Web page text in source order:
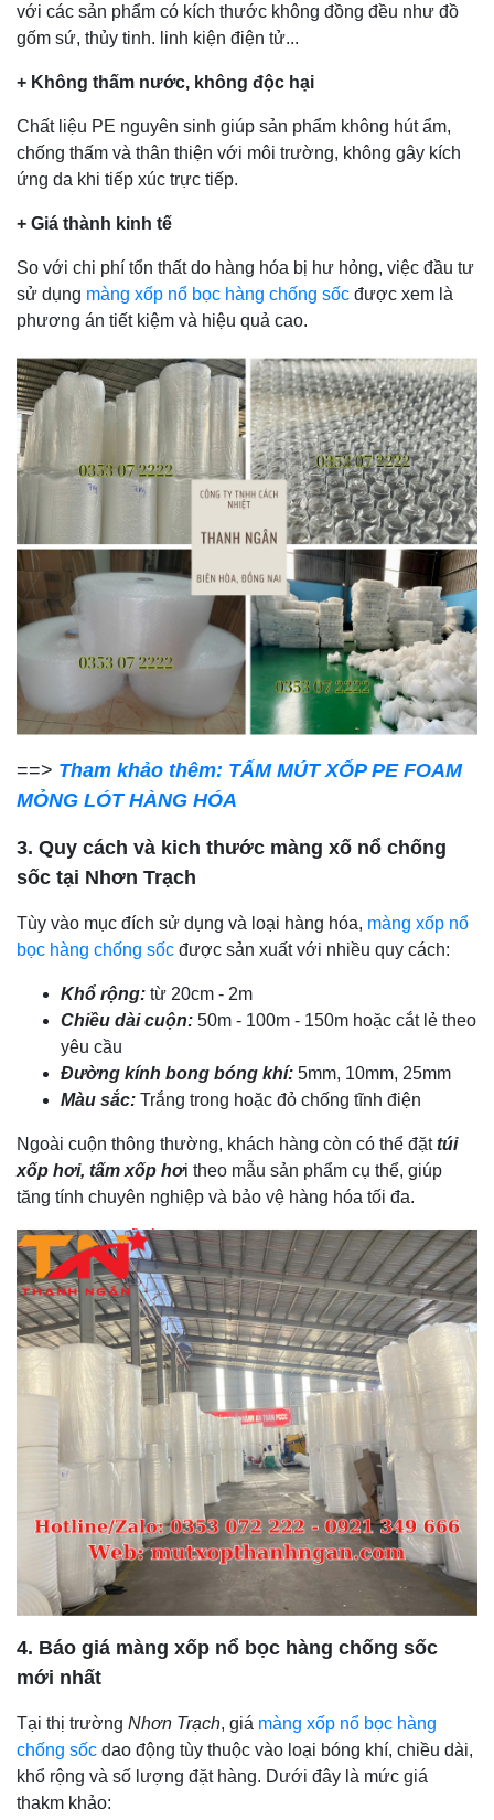
với các sản phẩm có kích thước không đồng đều như đồ
gốm sứ, thủy tinh. linh kiện điện tử...
+ Không thấm nước, không độc hại
Chất liệu PE nguyên sinh giúp sản phẩm không hút ẩm,
chống thấm và thân thiện với môi trường, không gây kích
ứng da khi tiếp xúc trực tiếp.
+ Giá thành kinh tế
So với chi phí tổn thất do hàng hóa bị hư hỏng, việc đầu tư
sử dụng màng xốp nổ bọc hàng chống sốc được xem là
phương án tiết kiệm và hiệu quả cao.
==> Tham khảo thêm: TẤM MÚT XỐP PE FOAM
MỎNG LÓT HÀNG HÓA
3. Quy cách và kich thước màng xố nổ chống
sốc tại Nhơn Trạch
Tùy vào mục đích sử dụng và loại hàng hóa, màng xốp nổ
bọc hàng chống sốc được sản xuất với nhiều quy cách:
Khổ rộng: từ 20cm - 2m
Chiều dài cuộn: 50m - 100m - 150m hoặc cắt lẻ theo
yêu cầu
Đường kính bong bóng khí: 5mm, 10mm, 25mm
Màu sắc: Trắng trong hoặc đỏ chống tĩnh điện
Ngoài cuộn thông thường, khách hàng còn có thể đặttúi
xốp hơi, tấm xốp hơi theo mẫu sản phẩm cụ thể, giúp
tăng tính chuyên nghiệp và bảo vệ hàng hóa tối đa.
4. Báo giá màng xốp nổ bọc hàng chống sốc
mới nhất
Tại thị trường Nhơn Trạch, giá màng xốp nổ bọc hàng
chống sốc dao động tùy thuộc vào loại bóng khí, chiều dài,
khổ rộng và số lượng đặt hàng. Dưới đây là mức giá
thakm khảo: